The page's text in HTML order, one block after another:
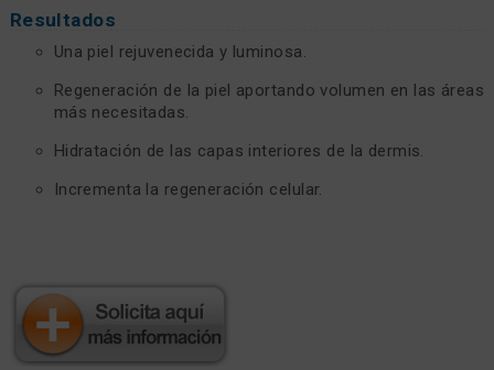
Resultados
Una piel rejuvenecida y luminosa.
Regeneración de la piel aportando volumen en las áreas
más necesitadas.
Hidratación de las capas interiores de la dermis.
Incrementa la regeneración celular.